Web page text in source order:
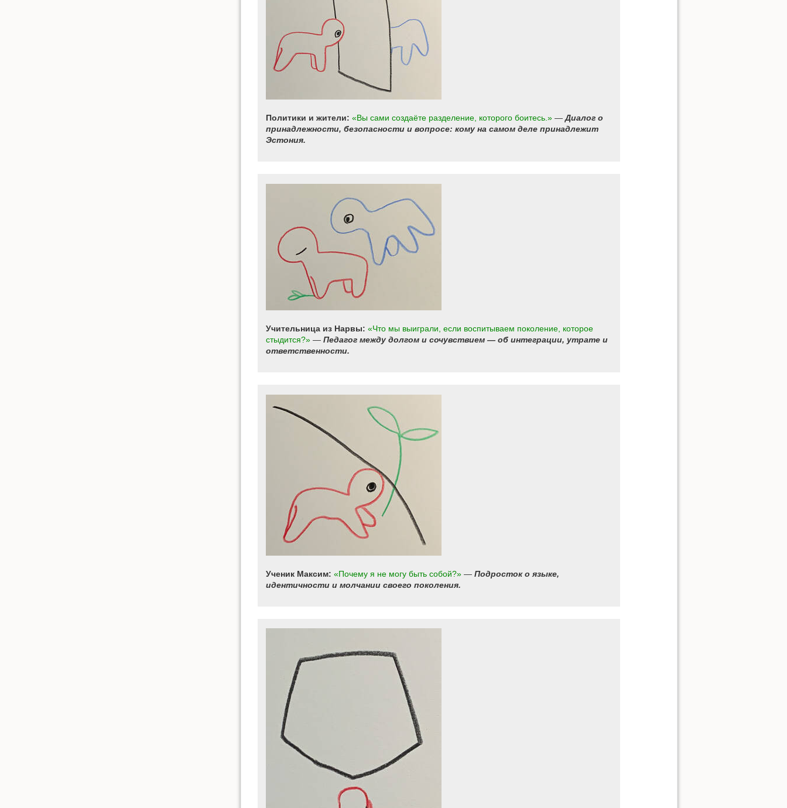
Политики и жители: «Вы сами создаёте разделение, которого боитесь.» —Диалог о
принадлежности, безопасности и вопросе: кому на самом деле принадлежит
Эстония.
Учительница из Нарвы: «Что мы выиграли, если воспитываем поколение, которое
стыдится?» — Педагог между долгом и сочувствием — об интеграции, утрате и
ответственности.
Ученик Максим: «Почему я не могу быть собой?» — Подросток о языке,
идентичности и молчании своего поколения.